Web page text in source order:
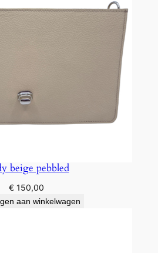
beige pebbled
€ 150,00
aan winkelwagen